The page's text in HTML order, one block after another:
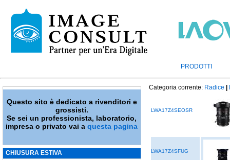
PRODOTTI
Questo sito è dedicato a rivenditori e
grossisti.
Se sei un professionista, laboratorio,
impresa o privato vai aquesta pagina
CHIUSURA ESTIVA
Categoria corrente: Radice
LWA17Z4SEOSR
LWA17Z4SFUG